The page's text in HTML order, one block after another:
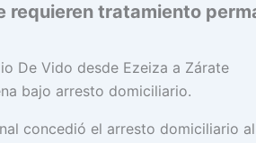
requieren tratamiento
bajo arresto domiciliario.
concedió el arresto domiciliario